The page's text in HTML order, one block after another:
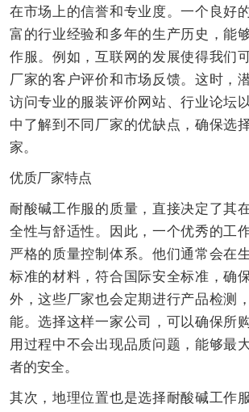
在市场上的信誉和专业度。一个良好
富的行业经验和多年的生产历史，能
作服。例如，互联网的发展使得我们
厂家的客户评价和市场反馈。这时，
访问专业的服装评价网站、行业论坛
中了解到不同厂家的优缺点，确保选
家。
优质厂家特点
耐酸碱工作服的质量，直接决定了其
全性与舒适性。因此，一个优秀的工
严格的质量控制体系。他们通常会在
标准的材料，符合国际安全标准，确
外，这些厂家也会定期进行产品检测
能。选择这样一家公司，可以确保所
用过程中不会出现品质问题，能够最
者的安全。
其次，地理位置也是选择耐酸碱工作